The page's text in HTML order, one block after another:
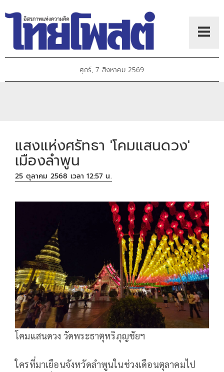
ศุกร์, 7 สิงหาคม 2569
แสงแห่งศรัทธา 'โคมแสนดวง'
เมืองลำพูน
25 ตุลาคม 2568 เวลา 12:57 น.
โคมแสนดวง วัดพระธาตุหริภุญชัยฯ
ใครที่มาเยือนจังหวัดลำพูนในช่วงเดือนตุลาคมไป